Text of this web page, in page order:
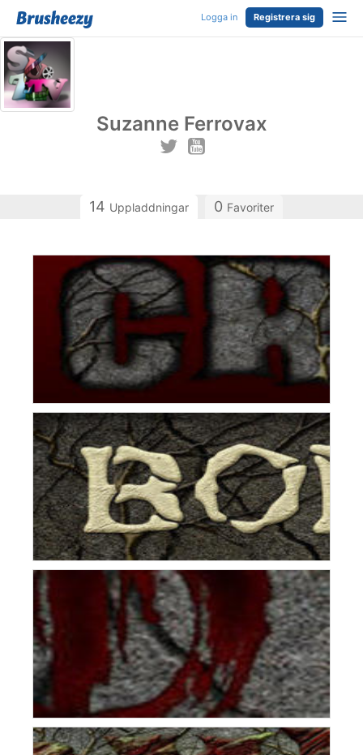
Logga in Registrera sig
Suzanne Ferrovax
14 Uppladdningar 0 Favoriter